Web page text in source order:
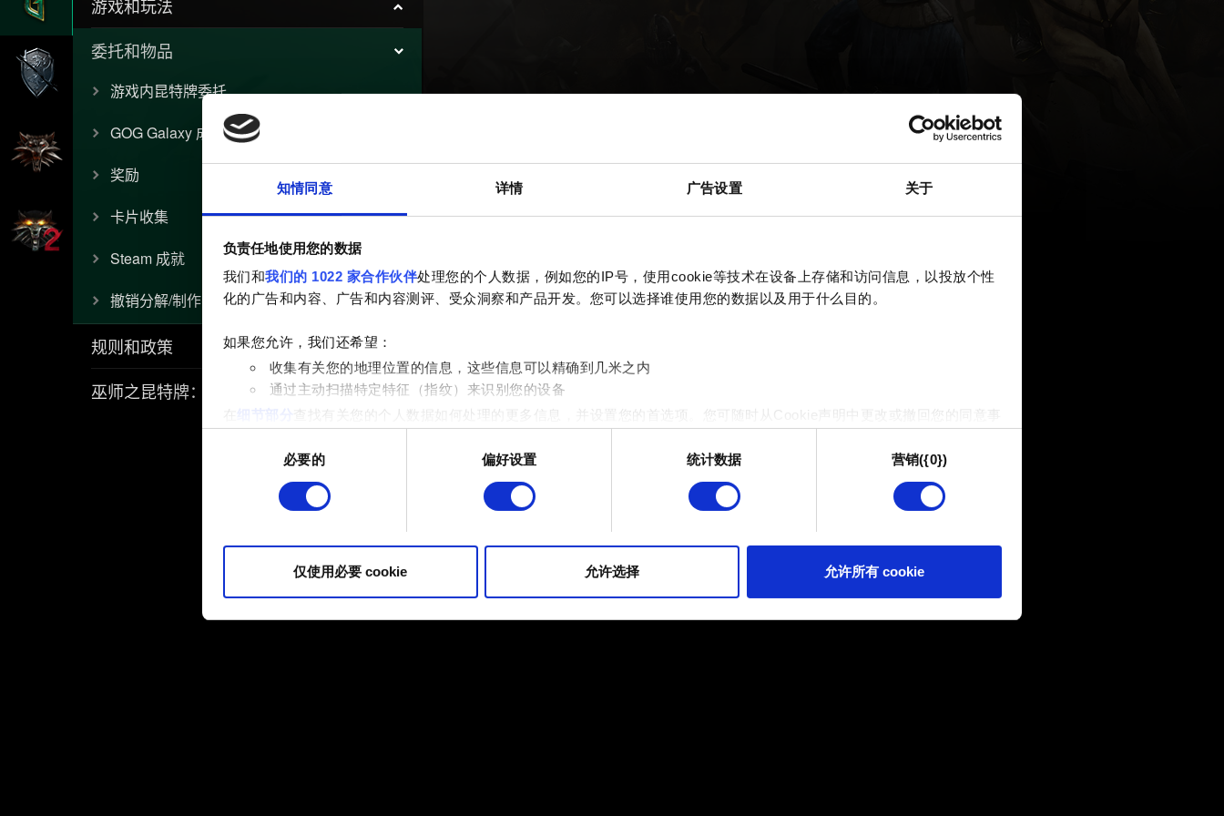
知情同意 详情 广告设置 关于
负责任地使用您的数据
我们和我们的 1022 家合作伙伴处理您的个人数据，例如您的IP号，使用cookie等技术在设备上存储和访问信息，以投放个性
化的广告和内容、广告和内容测评、受众洞察和产品开发。您可以选择谁使用您的数据以及用于什么目的。
如果您允许，我们还希望：
收集有关您的地理位置的信息，这些信息可以精确到几米之内
通过主动扫描特定特征（指纹）来识别您的设备
在
细节部分
查找有关您的个人数据如何处理的更多信息，并设置您的首选项。您可随时从Cookie声明中更改或撤回您的同意事
部分需要使用 Cookies 的是为了让网站功能可用，而另一部分是非强制性的，可以为我们提供技术和内容相关的反馈，以便
网站将更好地服务于您。例如帮助我们在社交媒体上发现您，提供一些您可能会感兴趣的东西，我们偶尔也可能与我们的合作
您可以在下面的"设置"菜单中找到有关我们使用 Cookie 的所有详细信息，并调整您对 Cookie 的偏好。一旦您了解了其中的
必要的 偏好设置 统计数据 营销({0})
仅使用必要 cookie 允许选择 允许所有 cookie
游戏和玩法
委托和物品
游戏内昆特牌委托
GOG Galaxy 成就
奖励
卡片收集
Steam 成就
撤销分解/制作
规则和政策
巫师之昆特牌：流浪法师